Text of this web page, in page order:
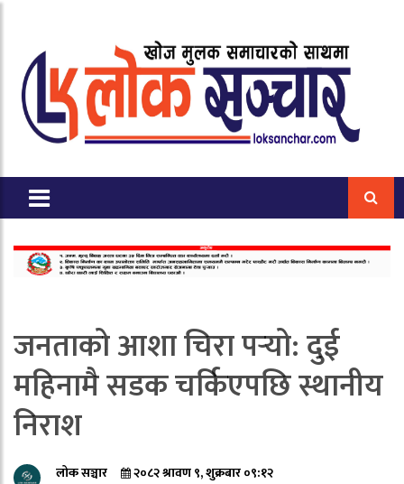
जनताको आशा चिरा पर्‍यो: दुई
महिनामै सडक चर्किएपछि स्थानीय
निराश
लोक सञ्चार २०८२ श्रावण ९, शुक्रबार ०९:१२